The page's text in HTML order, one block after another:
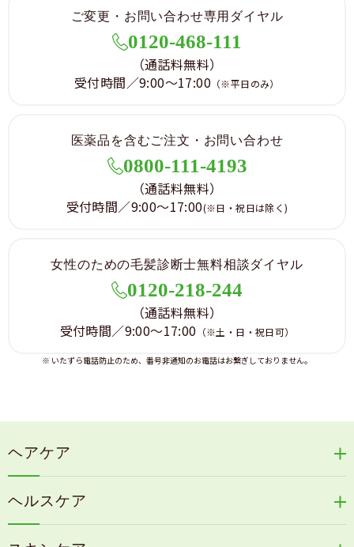
ご変更・お問い合わせ専用ダイヤル
0120-468-111
（通話料無料）
受付時間／9:00～17:00 （※平日のみ）
医薬品を含むご注文・お問い合わせ
0800-111-4193
（通話料無料）
受付時間／9:00～17:00(※日・祝日は除く)
女性のための毛髪診断士無料相談ダイヤル
0120-218-244
（通話料無料）
受付時間／9:00～17:00 （※土・日・祝日可）
※ いたずら電話防止のため、番号非通知のお電話はお繋ぎしておりません。
ヘアケア
ヘルスケア